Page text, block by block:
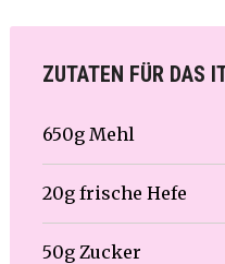
ZUTATEN FÜR DAS
650g Mehl
20g frische Hefe
50g Zucker